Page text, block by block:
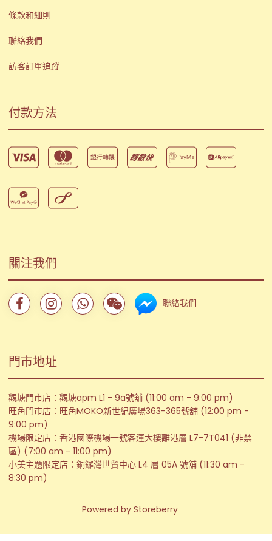
條款和細則
聯絡我們
訪客訂單追蹤
付款方法
關注我們
聯絡我們
門市地址
觀塘門市店：觀塘apm L1 - 9a號舖 (11:00 am - 9:00 pm)
旺角門市店：旺角MOKO新世紀廣場363-365號舖 (12:00 pm -
9:00 pm)
機場限定店：香港國際機場一號客運大樓離港層 L7-7T041 (非禁
區) (7:00 am - 11:00 pm)
小美主題限定店：銅鑼灣世貿中心 L4 層 05A 號舖 (11:30 am -
8:30 pm)
Powered by Storeberry